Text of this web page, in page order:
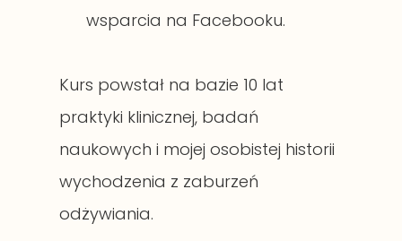
wsparcia na Facebooku.
Kurs powstał na bazie 10 lat
praktyki klinicznej, badań
naukowych i mojej osobistej historii
wychodzenia z zaburzeń
odżywiania.